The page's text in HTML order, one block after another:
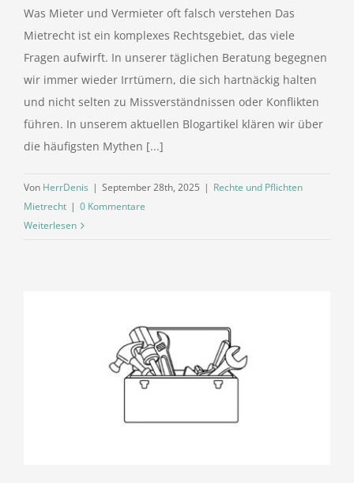
Was Mieter und Vermieter oft falsch verstehen Das
Mietrecht ist ein komplexes Rechtsgebiet, das viele
Fragen aufwirft. In unserer täglichen Beratung begegnen
wir immer wieder Irrtümern, die sich hartnäckig halten
und nicht selten zu Missverständnissen oder Konflikten
führen. In unserem aktuellen Blogartikel klären wir über
die häufigsten Mythen [...]
Von HerrDenis | September 28th, 2025 | Rechte und Pflichten
Mietrecht | 0 Kommentare
Weiterlesen